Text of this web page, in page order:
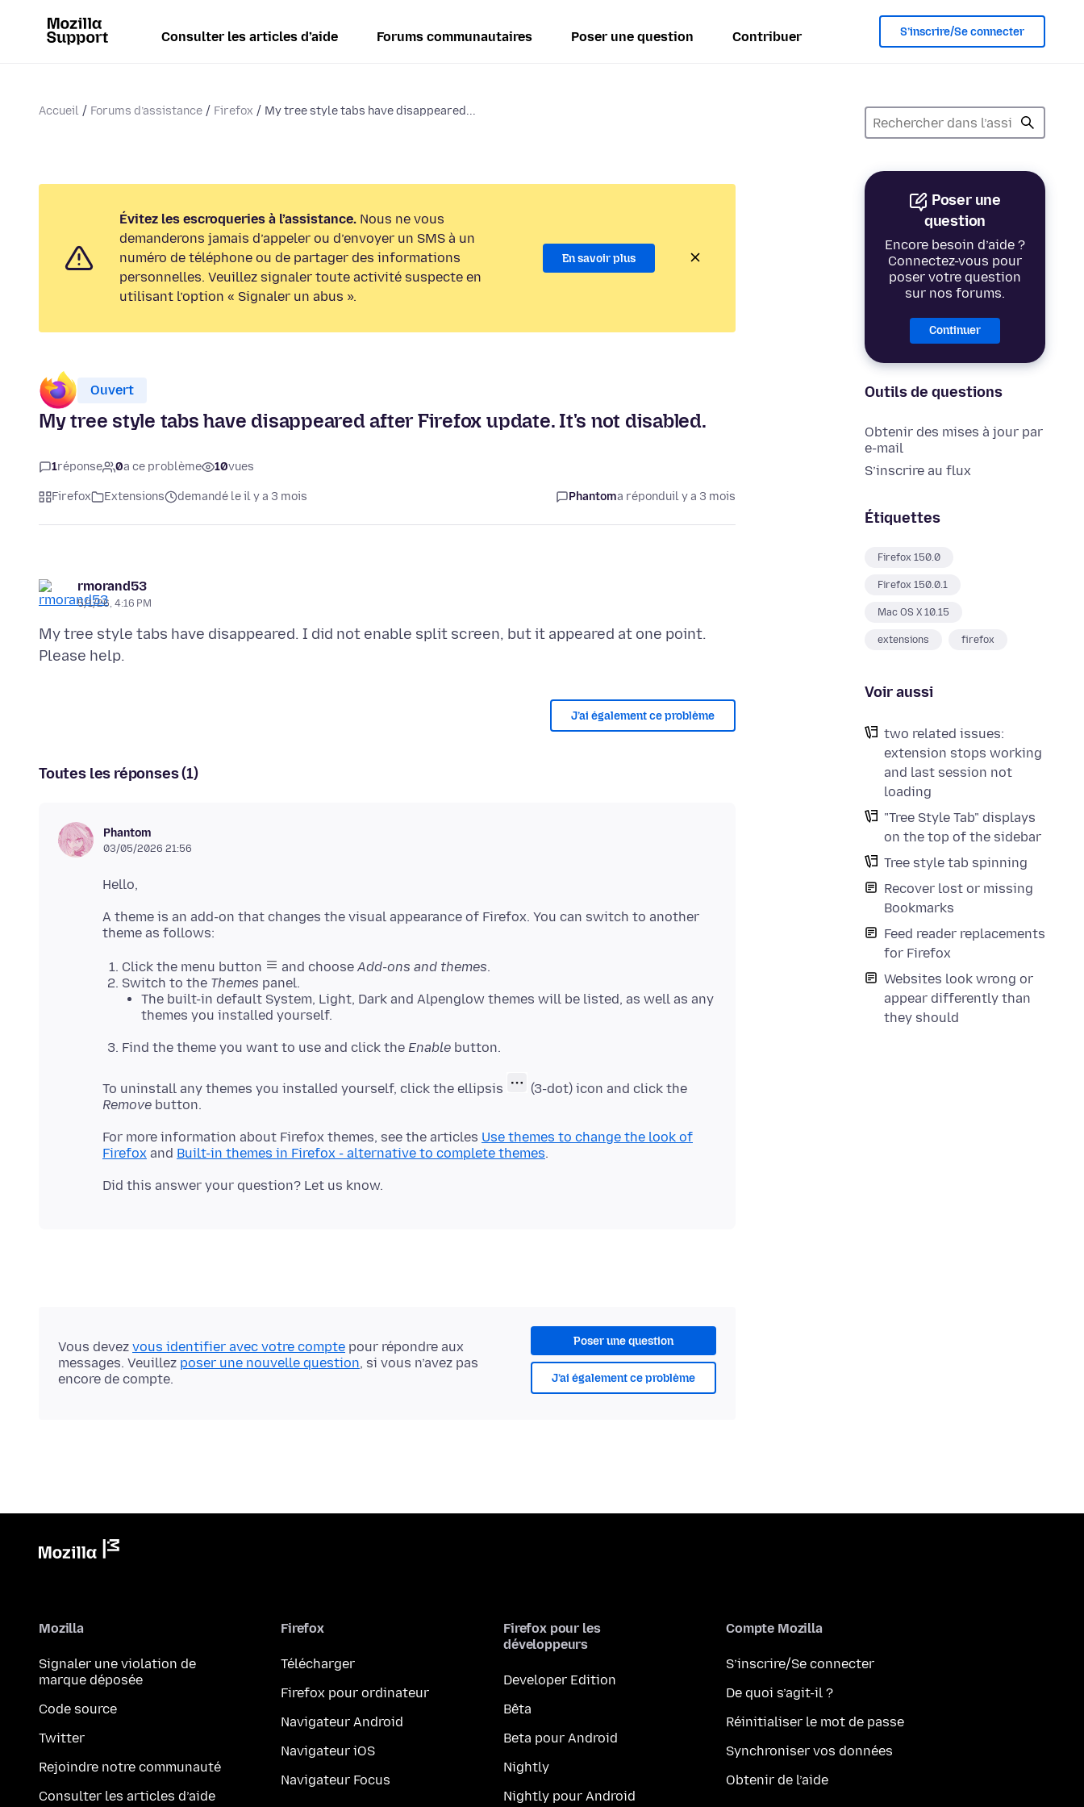
Consulter les articles d’aide Forums communautaires Poser une question Contribuer S’inscrire/Se connecter
Accueil Forums d’assistance Firefox My tree style tabs have disappeared...
Poser une
question
Encore besoin d’aide ?
Connectez-vous pour
poser votre question
sur nos forums.
Continuer
Outils de questions
Obtenir des mises à jour par
e-mail
S’inscrire au flux
Étiquettes
Firefox 150.0
Firefox 150.0.1
Mac OS X 10.15
extensions firefox
Voir aussi
two related issues:
extension stops working
and last session not
loading
"Tree Style Tab" displays
on the top of the sidebar
Tree style tab spinning
Recover lost or missing
Bookmarks
Feed reader replacements
for Firefox
Websites look wrong or
appear differently than
they should
Évitez les escroqueries à l’assistance. Nous ne vous
demanderons jamais d’appeler ou d’envoyer un SMS à un
numéro de téléphone ou de partager des informations
personnelles. Veuillez signaler toute activité suspecte en
utilisant l’option « Signaler un abus ».
En savoir plus
Ouvert
My tree style tabs have disappeared after Firefox update. It's not disabled.
1réponse 0a ce problème 10vues
Firefox Extensions demandé le il y a 3 mois Phantoma réponduil y a 3 mois
rmorand53
5/1/26, 4:16 PM
My tree style tabs have disappeared. I did not enable split screen, but it appeared at one point.
J’ai également ce problème
Toutes les réponses (1)
Phantom
03/05/2026 21:56
A theme is an add-on that changes the visual appearance of Firefox. You can switch to another
Click the menu button and choose Add-ons and themes.
Switch to the Themes panel.
The built-in default System, Light, Dark and Alpenglow themes will be listed, as well as any
themes you installed yourself.
Find the theme you want to use and click the Enable button.
To uninstall any themes you installed yourself, click the ellipsis
(3-dot) icon and click the
Remove
For more information about Firefox themes, see the articles Use themes to change the look of
Firefox and Built-in themes in Firefox - alternative to complete themes
Poser une question
J’ai également ce problème
Vous devez vous identifier avec votre compte pour répondre aux
messages. Veuillez poser une nouvelle question, si vous n’avez pas
encore de compte.
Mozilla
Signaler une violation de
marque déposée
Code source
Twitter
Rejoindre notre communauté
Consulter les articles d’aide
Firefox
Télécharger
Firefox pour ordinateur
Navigateur Android
Navigateur iOS
Navigateur Focus
Firefox pour les
développeurs
Developer Edition
Bêta
Beta pour Android
Nightly
Nightly pour Android
Compte Mozilla
S’inscrire/Se connecter
De quoi s’agit-il ?
Réinitialiser le mot de passe
Synchroniser vos données
Obtenir de l’aide